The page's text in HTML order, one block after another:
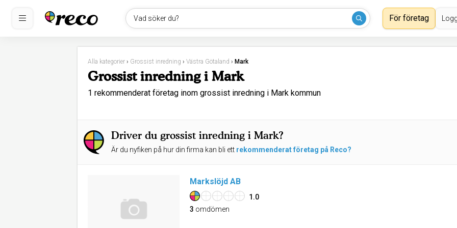
Vad söker du? För företag
Alla kategorier › Grossist inredning › Västra Götaland › Mark
Grossist inredning i Mark
1 rekommenderat företag inom grossist inredning i Mark kommun
Driver du grossist inredning i Mark?
Är du nyfiken på hur din firma kan bli ett rekommenderat företag på Reco?
Markslöjd AB
1.0
3 omdömen